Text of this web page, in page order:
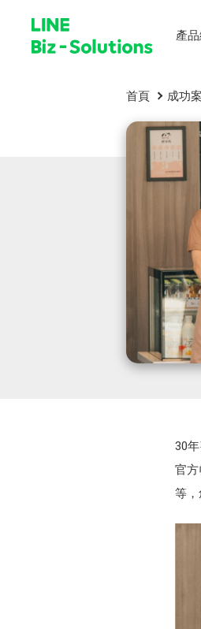
產
首頁 成功
30
官
等，